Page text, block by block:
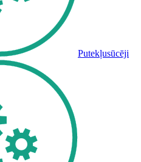
Putekļusūcēji